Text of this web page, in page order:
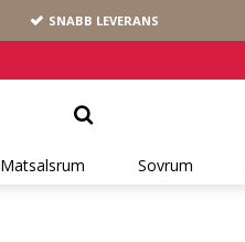
SNABB LEVERANS
Matsalsrum Sovrum